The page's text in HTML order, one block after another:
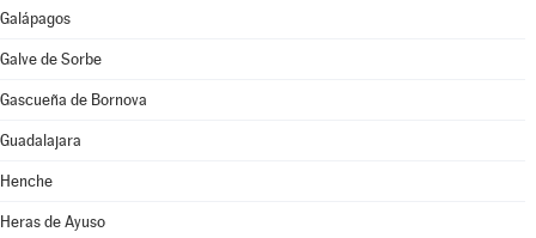
Galápagos
Galve de Sorbe
Gascueña de Bornova
Guadalajara
Henche
Heras de Ayuso